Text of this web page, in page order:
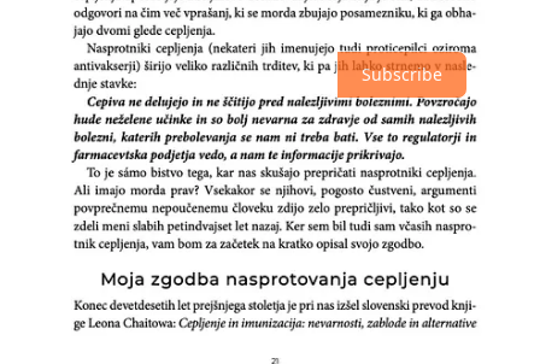
Ready for more?
Subscribe
© 2026 Sašo Dolenc·Privacy∙Terms∙Collection notice
Start your Substack
Get the app
Substackis the home for great culture